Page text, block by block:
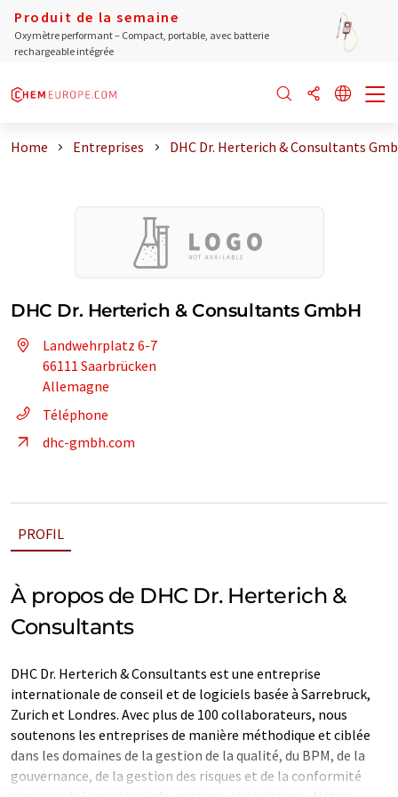
Produit de la semaine
Oxymètre performant – Compact, portable, avec batterie
rechargeable intégrée
Home Entreprises DHC Dr. Herterich & Consultants
DHC Dr. Herterich & Consultants GmbH
Landwehrplatz 6-7
66111 Saarbrücken
Allemagne
Téléphone
dhc-gmbh.com
PROFIL
À propos de DHC Dr. Herterich &
Consultants
DHC Dr. Herterich & Consultants est une entreprise
internationale de conseil et de logiciels basée à Sarrebruck,
Zurich et Londres. Avec plus de 100 collaborateurs, nous
soutenons les entreprises de manière méthodique et ciblée
dans les domaines de la gestion de la qualité, du BPM, de la
gouvernance, de la gestion des risques et de la conformité